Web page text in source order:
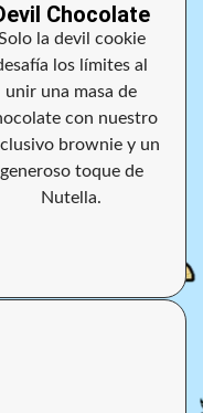
Chocolate
la devil cookie
los límites al
unir una masa de
con nuestro
brownie y un
generoso toque de
Nutella.